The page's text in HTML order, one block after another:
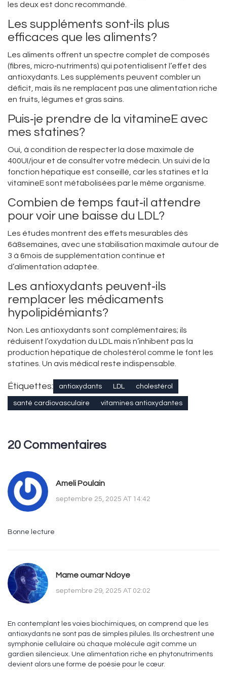
les deux est donc recommandé.
Les suppléments sont-ils plus
efficaces que les aliments?
Les aliments offrent un spectre complet de composés
(fibres, micro‑nutriments) qui potentialisent l’effet des
antioxydants. Les suppléments peuvent combler un
déficit, mais ils ne remplacent pas une alimentation riche
en fruits, légumes et gras sains.
Puis‑je prendre de la vitamineE avec
mes statines?
Oui, à condition de respecter la dose maximale de
400UI/jour et de consulter votre médecin. Un suivi de la
fonction hépatique est conseillé, car les statines et la
vitamineE sont métabolisées par le même organisme.
Combien de temps faut‑il attendre
pour voir une baisse du LDL?
Les études montrent des effets mesurables dès
6à8semaines, avec une stabilisation maximale autour de
3 à 6mois de supplémentation continue et
d’alimentation adaptée.
Les antioxydants peuvent‑ils
remplacer les médicaments
hypolipidémiants?
Non. Les antioxydants sont complémentaires; ils
réduisent l’oxydation du LDL mais n’inhibent pas la
production hépatique de cholestérol comme le font les
statines. Un avis médical reste indispensable.
Étiquettes: antioxydants LDL cholestérol
santé cardiovasculaire vitamines antioxydantes
20 Commentaires
Ameli Poulain
septembre 25, 2025 AT 14:42
Bonne lecture
Mame oumar Ndoye
septembre 29, 2025 AT 02:02
En contemplant les voies biochimiques, on comprend que les
antioxydants ne sont pas de simples pilules. Ils orchestrent une
symphonie cellulaire où chaque molécule agit comme un
gardien silencieux. Une alimentation riche en phytonutriments
devient alors une forme de poésie pour le cœur.